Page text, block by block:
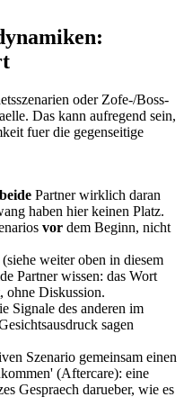
oder Zofe-/Boss-
Das kann aufregend sein,
fuer die gegenseitige
beide Partner wirklich daran
haben hier keinen Platz.
vor dem Beginn, nicht
weiter oben in diesem
Partner wissen: das Wort
ohne Diskussion.
Signale des anderen im
sagen
Szenario gemeinsam einen
(Aftercare): eine
Gespraech darueber, wie es